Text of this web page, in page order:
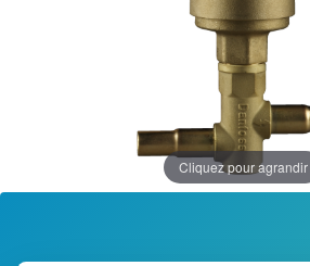
Cliquez pour agrandir